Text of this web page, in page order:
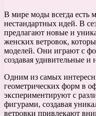
В мире моды всегда есть
нестандартных идей. В
предлагают новые и
женских ветровок,
моделей. Они играют с
создавая удивительные
Одним из самых
геометрических форм в
экспериментируют с
фигурами, создавая
ветровки привлекают